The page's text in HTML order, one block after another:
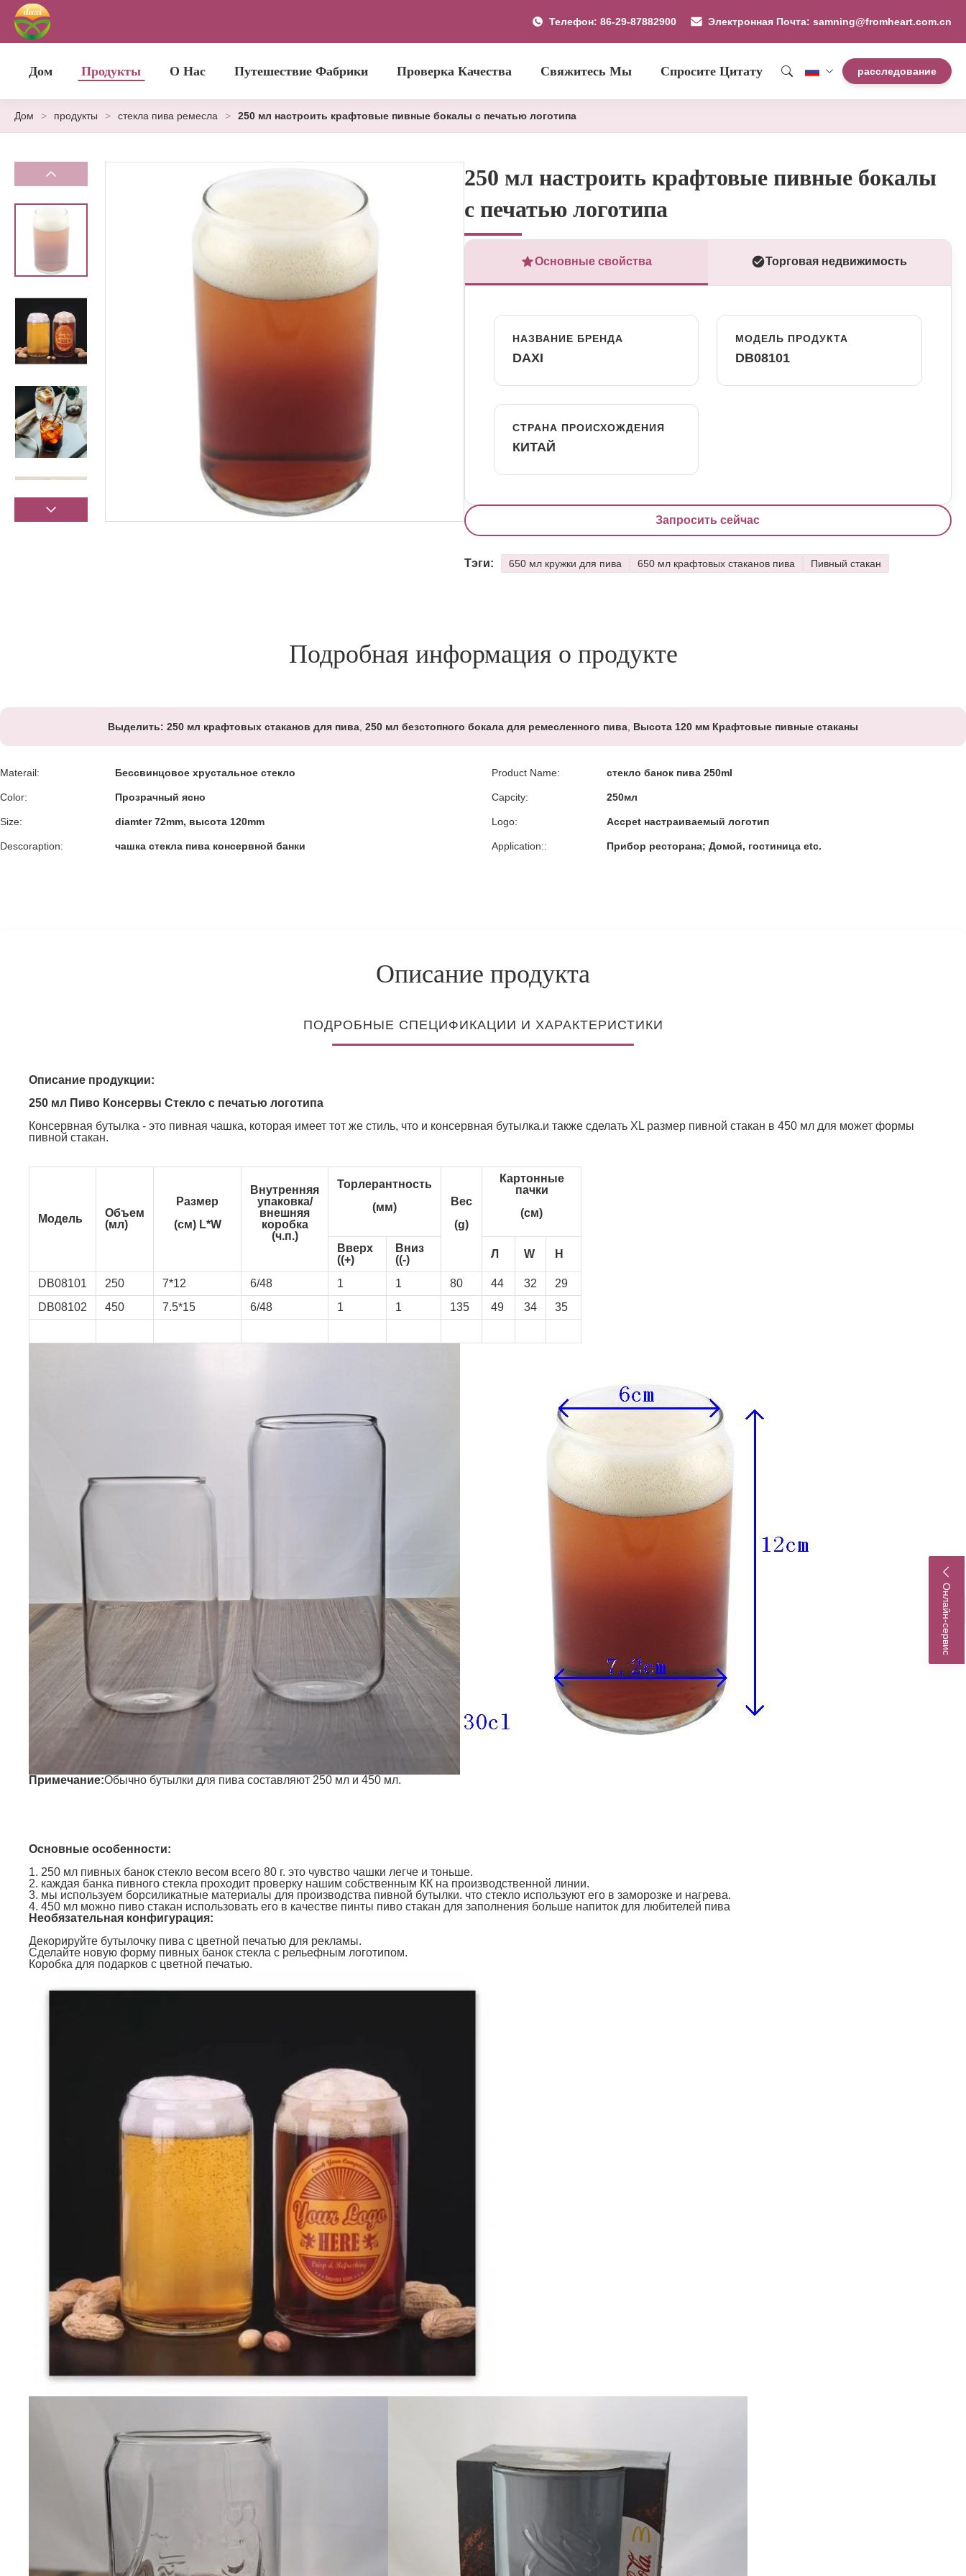
Телефон: 86-29-87882900 Электронная Почта: samning@fromheart.com.cn
Дом Продукты О Нас Путешествие Фабрики Проверка Качества Свяжитесь Мы Спросите Цитату расследование
Онлайн-сервис
Дом > продукты > стекла пива ремесла > 250 мл настроить крафтовые пивные бокалы с печатью логотипа
250 мл настроить крафтовые пивные бокалы
с печатью логотипа
Основные свойства Торговая недвижимость
НАЗВАНИЕ БРЕНДА
DAXI
МОДЕЛЬ ПРОДУКТА
DB08101
СТРАНА ПРОИСХОЖДЕНИЯ
КИТАЙ
Запросить сейчас
Тэги: 650 мл кружки для пива 650 мл крафтовых стаканов пива Пивный стакан
Подробная информация о продукте
Выделить: 250 мл крафтовых стаканов для пива 250 мл безстопного бокала для ремесленного пива Высота 120 мм Крафтовые пивные стаканы
Materail: Бессвинцовое хрустальное стекло Product Name: стекло банок пива 250ml
Color: Прозрачный ясно Capcity: 250мл
Size: diamter 72mm, высота 120mm Logo: Accpet настраиваемый логотип
Descoraption: чашка стекла пива консервной банки Application:: Прибор ресторана; Домой, гостиница etc.
Описание продукта
ПОДРОБНЫЕ СПЕЦИФИКАЦИИ И ХАРАКТЕРИСТИКИ
Описание продукции:
250 мл Пиво Консервы Стекло с печатью логотипа
Консервная бутылка - это пивная чашка, которая имеет тот же стиль, что и консервная бутылка.и также сделать XL размер пивной стакан в 450 мл для может формы
пивной стакан.
Модель
Объем
(мл)
Размер
(см) L*W
Внутренняя
упаковка/
внешняя
коробка
(ч.п.)
Торлерантность
(мм)
Вес
(g)
Картонные
пачки
(см)
Вверх
((+)
Вниз
((-)
Л W H
DB08101 250 7*12 6/48 1 1 80 44 32
29
DB08102
450 7.5*15 6/48 1 1 135 49 34 35
Примечание:Обычно бутылки для пива составляют 250 мл и 450 мл.
Основные особенности:
1. 250 мл пивных банок стекло весом всего 80 г. это чувство чашки легче и тоньше.
2. каждая банка пивного стекла проходит проверку нашим собственным КК на производственной линии.
3. мы используем борсиликатные материалы для производства пивной бутылки. что стекло используют его в заморозке и нагрева.
4. 450 мл можно пиво стакан использовать его в качестве пинты пиво стакан для заполнения больше напиток для любителей пива
Необязательная конфигурация:
Декорируйте бутылочку пива с цветной печатью для рекламы.
Сделайте новую форму пивных банок стекла с рельефным логотипом.
Коробка для подарков с цветной печатью.